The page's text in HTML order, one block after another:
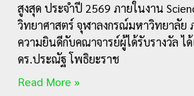
สูงสุด ประจำปี 2569 ภายในงาน
วิทยาศาสตร์ จุฬาลงกรณ์มหาวิทยาลัย
ความยินดีกับคณาจารย์ผู้ได้รับรางวัล ไ
ดร.ประณัฐ โพธิยะราช
Read More »